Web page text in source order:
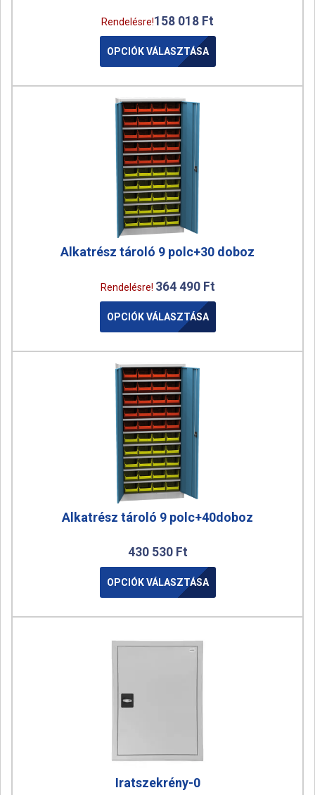
Rendelésre!158 018 Ft
OPCIÓK VÁLASZTÁSA
Alkatrész tároló 9 polc+30 doboz
Rendelésre! 364 490 Ft
OPCIÓK VÁLASZTÁSA
Alkatrész tároló 9 polc+40doboz
430 530 Ft
OPCIÓK VÁLASZTÁSA
Iratszekrény-0